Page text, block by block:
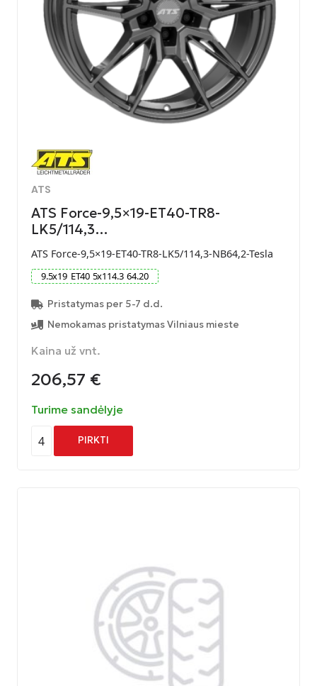
ATS
ATS Force-9,5×19-ET40-TR8-
LK5/114,3…
ATS Force-9,5×19-ET40-TR8-LK5/114,3-NB64,2-Tesla
9.5x19 ET40 5x114.3 64.20
Pristatymas per 5-7 d.d.
Nemokamas pristatymas Vilniaus mieste
Kaina už vnt.
206,57 €
Turime sandėlyje
4 PIRKTI